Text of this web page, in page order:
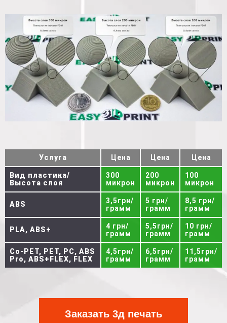
Услуга Цена Цена Цена
Вид пластика/
Высота слоя
300
микрон
200
микрон
100
микрон
ABS
3,5грн/
грамм
5 грн/
грамм
8,5 грн/
грамм
PLA, ABS+
4 грн/
грамм
5,5грн/
грамм
10 грн/
грамм
Co-PET, PET, PC, ABS
Pro, ABS+FLEX, FLEX
4,5грн/
грамм
6,5грн/
грамм
11,5грн/
грамм
Заказать 3д печать